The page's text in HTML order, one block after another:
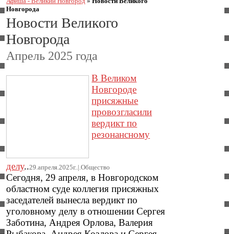
Новгорода
Новости Великого
Новгорода
Апрель 2025 года
В Великом
Новгороде
присяжные
провозгласили
вердикт по
резонансному
делу..29.апреля.2025г..|.Общество
Сегодня, 29 апреля, в Новгородском
областном суде коллегия присяжных
заседателей вынесла вердикт по
уголовному делу в отношении Сергея
Заботина, Андрея Орлова, Валерия